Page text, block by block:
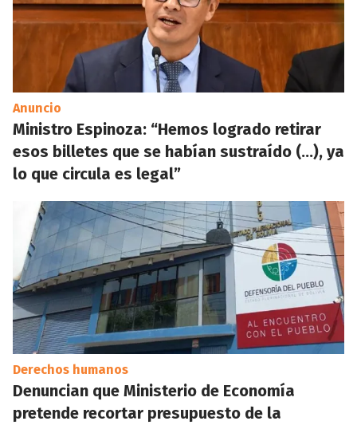
Anuncio
Ministro Espinoza: “Hemos logrado retirar
esos billetes que se habían sustraído (...), ya
lo que circula es legal”
Derechos humanos
Denuncian que Ministerio de Economía
pretende recortar presupuesto de la